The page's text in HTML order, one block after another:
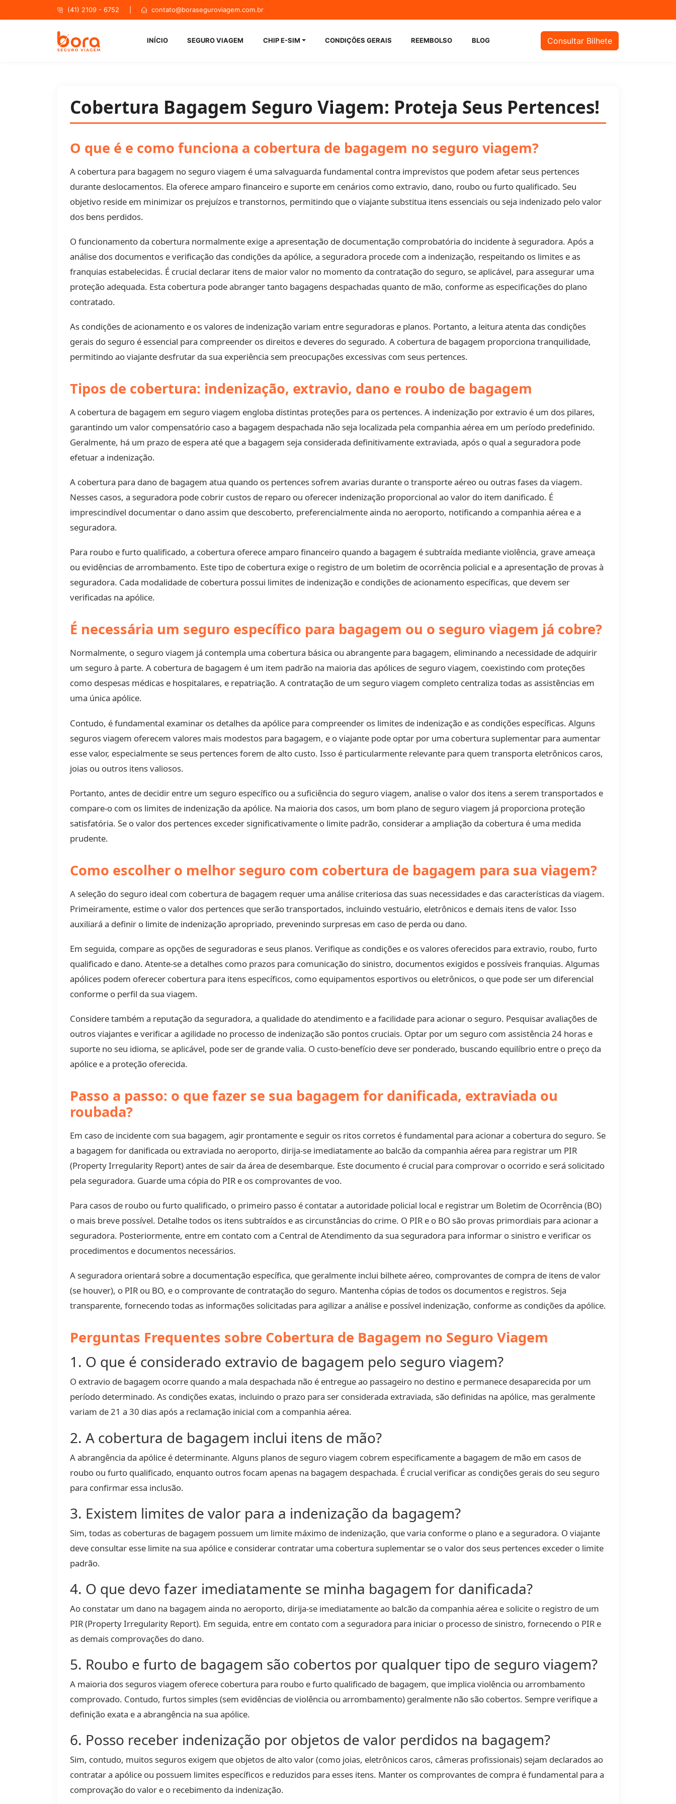
(41) 2109 - 6752 | contato@boraseguroviagem.com.br
Bora Seguro Viagem
INÍCIO SEGURO VIAGEM CHIP E-SIM CONDIÇÕES GERAIS REEMBOLSO BLOG Consultar Bilhete
Cobertura Bagagem Seguro Viagem: Proteja Seus Pertences!
O que é e como funciona a cobertura de bagagem no seguro viagem?
A cobertura para bagagem no seguro viagem é uma salvaguarda fundamental contra imprevistos que podem afetar seus pertences
durante deslocamentos. Ela oferece amparo financeiro e suporte em cenários como extravio, dano, roubo ou furto qualificado. Seu
objetivo reside em minimizar os prejuízos e transtornos, permitindo que o viajante substitua itens essenciais ou seja indenizado pelo valor
dos bens perdidos.
O funcionamento da cobertura normalmente exige a apresentação de documentação comprobatória do incidente à seguradora. Após a
análise dos documentos e verificação das condições da apólice, a seguradora procede com a indenização, respeitando os limites e as
franquias estabelecidas. É crucial declarar itens de maior valor no momento da contratação do seguro, se aplicável, para assegurar uma
proteção adequada. Esta cobertura pode abranger tanto bagagens despachadas quanto de mão, conforme as especificações do plano
contratado.
As condições de acionamento e os valores de indenização variam entre seguradoras e planos. Portanto, a leitura atenta das condições
gerais do seguro é essencial para compreender os direitos e deveres do segurado. A cobertura de bagagem proporciona tranquilidade,
permitindo ao viajante desfrutar da sua experiência sem preocupações excessivas com seus pertences.
Tipos de cobertura: indenização, extravio, dano e roubo de bagagem
A cobertura de bagagem em seguro viagem engloba distintas proteções para os pertences. A indenização por extravio é um dos pilares,
garantindo um valor compensatório caso a bagagem despachada não seja localizada pela companhia aérea em um período predefinido.
Geralmente, há um prazo de espera até que a bagagem seja considerada definitivamente extraviada, após o qual a seguradora pode
efetuar a indenização.
A cobertura para dano de bagagem atua quando os pertences sofrem avarias durante o transporte aéreo ou outras fases da viagem.
Nesses casos, a seguradora pode cobrir custos de reparo ou oferecer indenização proporcional ao valor do item danificado. É
imprescindível documentar o dano assim que descoberto, preferencialmente ainda no aeroporto, notificando a companhia aérea e a
seguradora.
Para roubo e furto qualificado, a cobertura oferece amparo financeiro quando a bagagem é subtraída mediante violência, grave ameaça
ou evidências de arrombamento. Este tipo de cobertura exige o registro de um boletim de ocorrência policial e a apresentação de provas à
seguradora. Cada modalidade de cobertura possui limites de indenização e condições de acionamento específicas, que devem ser
verificadas na apólice.
É necessária um seguro específico para bagagem ou o seguro viagem já cobre?
Normalmente, o seguro viagem já contempla uma cobertura básica ou abrangente para bagagem, eliminando a necessidade de adquirir
um seguro à parte. A cobertura de bagagem é um item padrão na maioria das apólices de seguro viagem, coexistindo com proteções
como despesas médicas e hospitalares, e repatriação. A contratação de um seguro viagem completo centraliza todas as assistências em
uma única apólice.
Contudo, é fundamental examinar os detalhes da apólice para compreender os limites de indenização e as condições específicas. Alguns
seguros viagem oferecem valores mais modestos para bagagem, e o viajante pode optar por uma cobertura suplementar para aumentar
esse valor, especialmente se seus pertences forem de alto custo. Isso é particularmente relevante para quem transporta eletrônicos caros,
joias ou outros itens valiosos.
Portanto, antes de decidir entre um seguro específico ou a suficiência do seguro viagem, analise o valor dos itens a serem transportados e
compare-o com os limites de indenização da apólice. Na maioria dos casos, um bom plano de seguro viagem já proporciona proteção
satisfatória. Se o valor dos pertences exceder significativamente o limite padrão, considerar a ampliação da cobertura é uma medida
prudente.
Como escolher o melhor seguro com cobertura de bagagem para sua viagem?
A seleção do seguro ideal com cobertura de bagagem requer uma análise criteriosa das suas necessidades e das características da viagem.
Primeiramente, estime o valor dos pertences que serão transportados, incluindo vestuário, eletrônicos e demais itens de valor. Isso
auxiliará a definir o limite de indenização apropriado, prevenindo surpresas em caso de perda ou dano.
Em seguida, compare as opções de seguradoras e seus planos. Verifique as condições e os valores oferecidos para extravio, roubo, furto
qualificado e dano. Atente-se a detalhes como prazos para comunicação do sinistro, documentos exigidos e possíveis franquias. Algumas
apólices podem oferecer cobertura para itens específicos, como equipamentos esportivos ou eletrônicos, o que pode ser um diferencial
conforme o perfil da sua viagem.
Considere também a reputação da seguradora, a qualidade do atendimento e a facilidade para acionar o seguro. Pesquisar avaliações de
outros viajantes e verificar a agilidade no processo de indenização são pontos cruciais. Optar por um seguro com assistência 24 horas e
suporte no seu idioma, se aplicável, pode ser de grande valia. O custo-benefício deve ser ponderado, buscando equilíbrio entre o preço da
apólice e a proteção oferecida.
Passo a passo: o que fazer se sua bagagem for danificada, extraviada ou
roubada?
Em caso de incidente com sua bagagem, agir prontamente e seguir os ritos corretos é fundamental para acionar a cobertura do seguro. Se
a bagagem for danificada ou extraviada no aeroporto, dirija-se imediatamente ao balcão da companhia aérea para registrar um PIR
(Property Irregularity Report) antes de sair da área de desembarque. Este documento é crucial para comprovar o ocorrido e será solicitado
pela seguradora. Guarde uma cópia do PIR e os comprovantes de voo.
Para casos de roubo ou furto qualificado, o primeiro passo é contatar a autoridade policial local e registrar um Boletim de Ocorrência (BO)
o mais breve possível. Detalhe todos os itens subtraídos e as circunstâncias do crime. O PIR e o BO são provas primordiais para acionar a
seguradora. Posteriormente, entre em contato com a Central de Atendimento da sua seguradora para informar o sinistro e verificar os
procedimentos e documentos necessários.
A seguradora orientará sobre a documentação específica, que geralmente inclui bilhete aéreo, comprovantes de compra de itens de valor
(se houver), o PIR ou BO, e o comprovante de contratação do seguro. Mantenha cópias de todos os documentos e registros. Seja
transparente, fornecendo todas as informações solicitadas para agilizar a análise e possível indenização, conforme as condições da apólice.
Perguntas Frequentes sobre Cobertura de Bagagem no Seguro Viagem
1. O que é considerado extravio de bagagem pelo seguro viagem?
O extravio de bagagem ocorre quando a mala despachada não é entregue ao passageiro no destino e permanece desaparecida por um
período determinado. As condições exatas, incluindo o prazo para ser considerada extraviada, são definidas na apólice, mas geralmente
variam de 21 a 30 dias após a reclamação inicial com a companhia aérea.
2. A cobertura de bagagem inclui itens de mão?
A abrangência da apólice é determinante. Alguns planos de seguro viagem cobrem especificamente a bagagem de mão em casos de
roubo ou furto qualificado, enquanto outros focam apenas na bagagem despachada. É crucial verificar as condições gerais do seu seguro
para confirmar essa inclusão.
3. Existem limites de valor para a indenização da bagagem?
Sim, todas as coberturas de bagagem possuem um limite máximo de indenização, que varia conforme o plano e a seguradora. O viajante
deve consultar esse limite na sua apólice e considerar contratar uma cobertura suplementar se o valor dos seus pertences exceder o limite
padrão.
4. O que devo fazer imediatamente se minha bagagem for danificada?
Ao constatar um dano na bagagem ainda no aeroporto, dirija-se imediatamente ao balcão da companhia aérea e solicite o registro de um
PIR (Property Irregularity Report). Em seguida, entre em contato com a seguradora para iniciar o processo de sinistro, fornecendo o PIR e
as demais comprovações do dano.
5. Roubo e furto de bagagem são cobertos por qualquer tipo de seguro viagem?
A maioria dos seguros viagem oferece cobertura para roubo e furto qualificado de bagagem, que implica violência ou arrombamento
comprovado. Contudo, furtos simples (sem evidências de violência ou arrombamento) geralmente não são cobertos. Sempre verifique a
definição exata e a abrangência na sua apólice.
6. Posso receber indenização por objetos de valor perdidos na bagagem?
Sim, contudo, muitos seguros exigem que objetos de alto valor (como joias, eletrônicos caros, câmeras profissionais) sejam declarados ao
contratar a apólice ou possuem limites específicos e reduzidos para esses itens. Manter os comprovantes de compra é fundamental para a
comprovação do valor e o recebimento da indenização.